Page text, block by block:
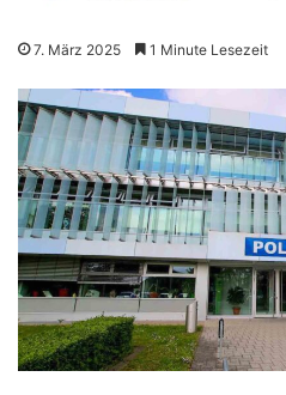
7. März 2025 1 Minute Lesezeit